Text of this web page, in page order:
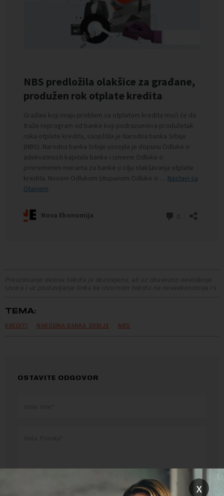
Preuzimanje delova teksta je dozvoljeno, ali uz obavezno navođenje
izvora i uz postavljanje linka ka izvornom tekstu na novaekonomija.rs
TEMA:
KREDITI NARODNA BANKA SRBIJE NBS
OSTAVITE ODGOVOR
x